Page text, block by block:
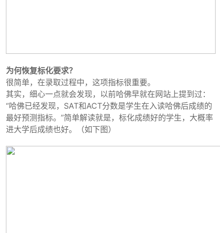
为何恢复标化要求？
很简单，在录取过程中，这项指标很重要。
其实，细心一点就会发现，以前哈佛早就在网站上提到过：
“哈佛已经发现，SAT和ACT分数是学生在入读哈佛后成绩的
最好预测指标。”简单解读就是，标化成绩好的学生，大概率
进大学后成绩也好。（如下图）